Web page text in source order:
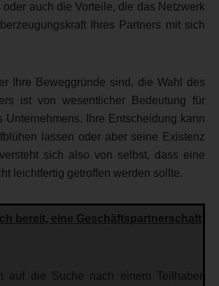
oder auch die Vorteile, die das Netzwerk
Ihres Partners mit sich
Ihre Beweggründe sind, die Wahl des
ist von wesentlicher Bedeutung für
Unternehmens. Ihre Entscheidung kann
lassen oder aber seine Existenz
sich also von selbst, dass eine
leichtfertig getroffen werden sollte.
bereit, eine Geschäftspartnerschaft
auf die Suche nach einem Teilhaber